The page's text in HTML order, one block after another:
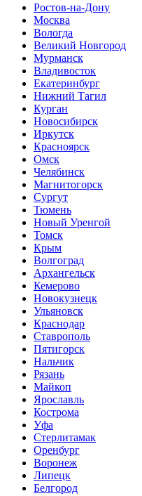
Ростов-на-Дону
Москва
Вологда
Великий Новгород
Мурманск
Владивосток
Екатеринбург
Нижний Тагил
Курган
Новосибирск
Иркутск
Красноярск
Омск
Челябинск
Магнитогорск
Сургут
Тюмень
Новый Уренгой
Томск
Крым
Волгоград
Архангельск
Кемерово
Новокузнецк
Ульяновск
Краснодар
Ставрополь
Пятигорск
Нальчик
Рязань
Майкоп
Ярославль
Кострома
Уфа
Стерлитамак
Оренбург
Воронеж
Липецк
Белгород